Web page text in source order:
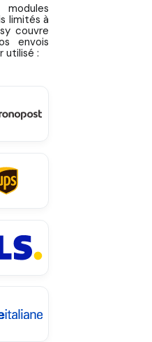
limités à
couvre
envois
utilisé :